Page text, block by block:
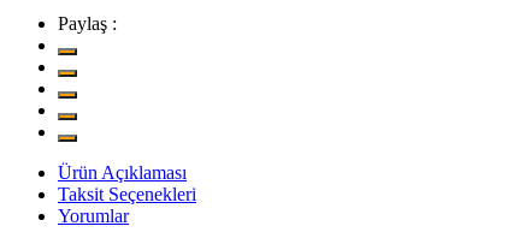
Paylaş :
Ürün Açıklaması
Taksit Seçenekleri
Yorumlar